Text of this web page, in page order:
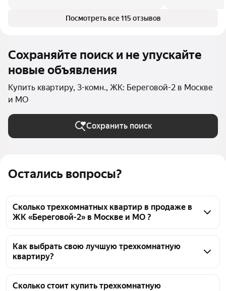
Остались вопросы?
Сколько трехкомнатных квартир в продаже в
ЖК «Береговой-2» в Москве и МО ?
«Береговой-2» в Москве и МО 42 трехкомнатных
квартиры 42 объявления от застройщиков
Как выбрать свою лучшую трехкомнатную
квартиру?
ЖК «Береговой-2», воспользуйтесь тепловой
Сколько стоит купить трехкомнатную
Посмотреть все 115 отзывов
Сохраняйте поиск и не упускайте
новые объявления
Купить квартиру, 3-комн., ЖК: Береговой-2 в Москве
и МО
Сохранить поиск